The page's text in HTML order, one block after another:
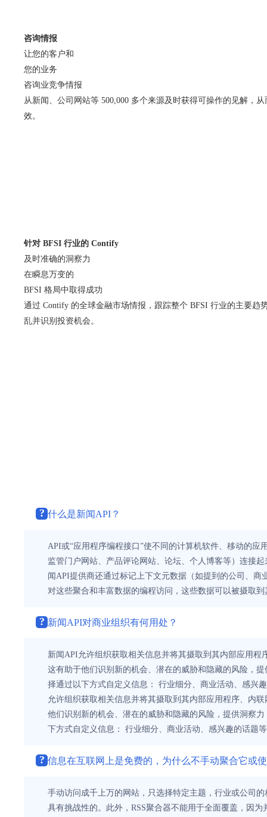
咨询情报
让您的客户和
您的业务
咨询业竞争情报
从新闻、公司网站等 500,000 多个来源及时获得可操作的见解，
效。
针对 BFSI 行业的 Contify
及时准确的洞察力
在瞬息万变的
BFSI 格局中取得成功
通过 Contify 的全球金融市场情报，跟踪整个 BFSI 行业的主要趋
乱并识别投资机会。
? 什么是新闻API？
API或“应用程序编程接口”使不同的计算机软件、移动的
监管门户网站、产品评论网站、论坛、个人博客等）连接
闻API提供商还通过标记上下文元数据（如提到的公司、
对这些聚合和丰富数据的编程访问，这些数据可以被摄取
? 新闻API对商业组织有何用处？
新闻API允许组织获取相关信息并将其摄取到其内部应用
这有助于他们识别新的机会、潜在的威胁和隐藏的风险，
择通过以下方式自定义信息： 行业细分、商业活动、感兴
允许组织获取相关信息并将其摄取到其内部应用程序、内
他们识别新的机会、潜在的威胁和隐藏的风险，提供洞察
下方式自定义信息： 行业细分、商业活动、感兴趣的话题
? 信息在互联网上是免费的，为什么不手动聚合它或
手动访问成千上万的网站，只选择特定主题，行业或公司
具有挑战性的。此外，RSS聚合器不能用于全面覆盖，因